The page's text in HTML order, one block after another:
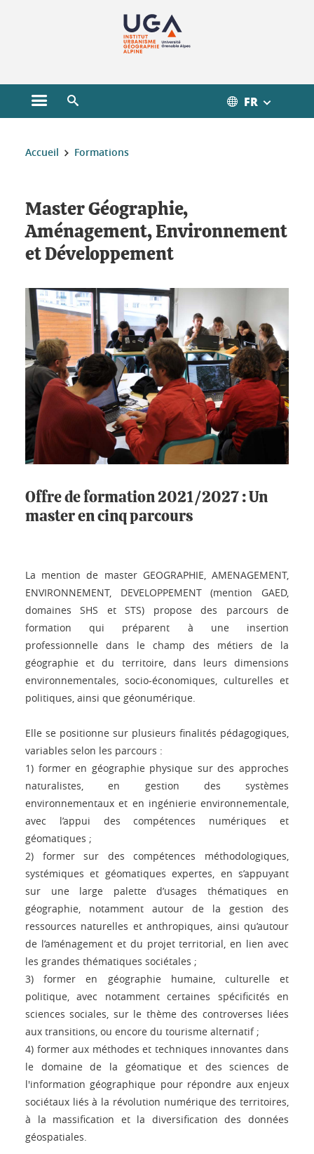
Ouvrir le menu principal FR
Vous êtes ici :
Accueil Formations
Master Géographie,
Aménagement, Environnement
et Développement
Offre de formation 2021/2027 : Un
master en cinq parcours
La mention de master GEOGRAPHIE, AMENAGEMENT,
ENVIRONNEMENT, DEVELOPPEMENT (mention GAED,
domaines SHS et STS) propose des parcours de
formation qui préparent à une insertion
professionnelle dans le champ des métiers de la
géographie et du territoire, dans leurs dimensions
environnementales, socio-économiques, culturelles et
politiques, ainsi que géonumérique.
Elle se positionne sur plusieurs finalités pédagogiques,
variables selon les parcours :
1) former en géographie physique sur des approches
naturalistes, en gestion des systèmes
environnementaux et en ingénierie environnementale,
avec l’appui des compétences numériques et
géomatiques ;
2) former sur des compétences méthodologiques,
systémiques et géomatiques expertes, en s’appuyant
sur une large palette d’usages thématiques en
géographie, notamment autour de la gestion des
ressources naturelles et anthropiques, ainsi qu’autour
de l’aménagement et du projet territorial, en lien avec
les grandes thématiques sociétales ;
3) former en géographie humaine, culturelle et
politique, avec notamment certaines spécificités en
sciences sociales, sur le thème des controverses liées
aux transitions, ou encore du tourisme alternatif ;
4) former aux méthodes et techniques innovantes dans
le domaine de la géomatique et des sciences de
l'information géographique pour répondre aux enjeux
sociétaux liés à la révolution numérique des territoires,
à la massification et la diversification des données
géospatiales.